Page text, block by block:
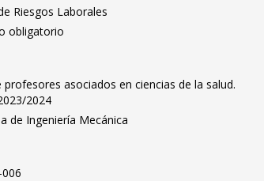
Riesgos Laborales
obligatorio
asociados en ciencias de la salud.
2024
de Ingeniería Mecánica